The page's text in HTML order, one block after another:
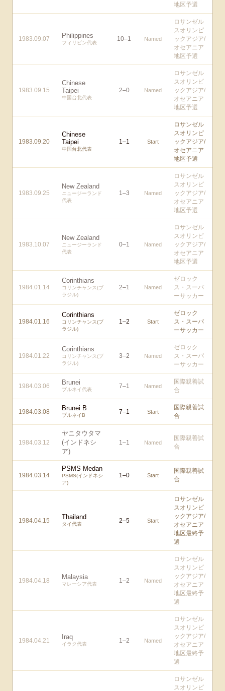
地区予選
1983.09.07 Philippines
フィリピン代表
10–1 Named
ロサンゼル
スオリンピ
ックアジア/
オセアニア
地区予選
1983.09.15
Chinese
Taipei
中国台北代表
2–0 Named
ロサンゼル
スオリンピ
ックアジア/
オセアニア
地区予選
1983.09.20
Chinese
Taipei
中国台北代表
1–1 Start
ロサンゼル
スオリンピ
ックアジア/
オセアニア
地区予選
1983.09.25
New Zealand
ニュージーランド
代表
1–3 Named
ロサンゼル
スオリンピ
ックアジア/
オセアニア
地区予選
1983.10.07
New Zealand
ニュージーランド
代表
0–1 Named
ロサンゼル
スオリンピ
ックアジア/
オセアニア
地区予選
1984.01.14
Corinthians
コリンチャンス(ブ
ラジル)
2–1 Named
ゼロック
ス・スーパ
ーサッカー
1984.01.16
Corinthians
コリンチャンス(ブ
ラジル)
1–2 Start
ゼロック
ス・スーパ
ーサッカー
1984.01.22
Corinthians
コリンチャンス(ブ
ラジル)
3–2 Named
ゼロック
ス・スーパ
ーサッカー
1984.03.06 Brunei
ブルネイ代表 7–1 Named
国際親善試
合
1984.03.08 Brunei B
ブルネイB 7–1 Start
国際親善試
合
1984.03.12
ヤニタウタマ
(インドネシ
ア)
1–1 Named
国際親善試
合
1984.03.14
PSMS Medan
PSMS(インドネシ
ア)
1–0 Start
国際親善試
合
1984.04.15 Thailand
タイ代表 2–5 Start
ロサンゼル
スオリンピ
ックアジア/
オセアニア
地区最終予
選
1984.04.18 Malaysia
マレーシア代表 1–2 Named
ロサンゼル
スオリンピ
ックアジア/
オセアニア
地区最終予
選
1984.04.21 Iraq
イラク代表 1–2 Named
ロサンゼル
スオリンピ
ックアジア/
オセアニア
地区最終予
選
ロサンゼル
スオリンピ